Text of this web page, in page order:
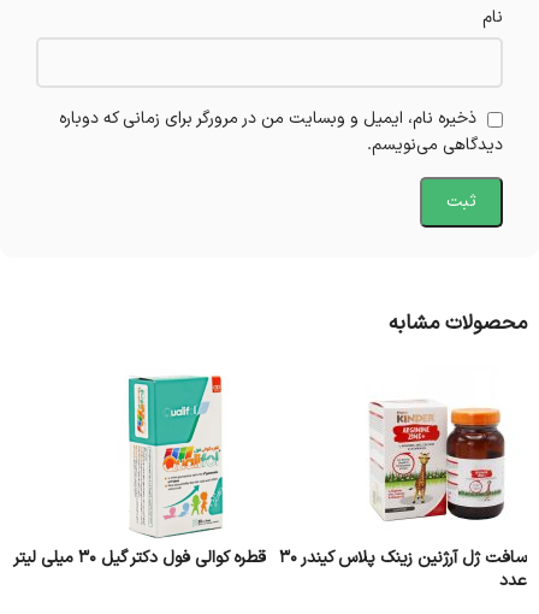
نام
ذخیره نام، ایمیل و وبسایت من در مرورگر برای زمانی که دوباره
دیدگاهی می‌نویسم.
محصولات مشابه
سافت ژل آرژنین زینک پلاس کیندر 30
عدد
قطره کوالی فول دکتر گیل 30 میلی لیتر